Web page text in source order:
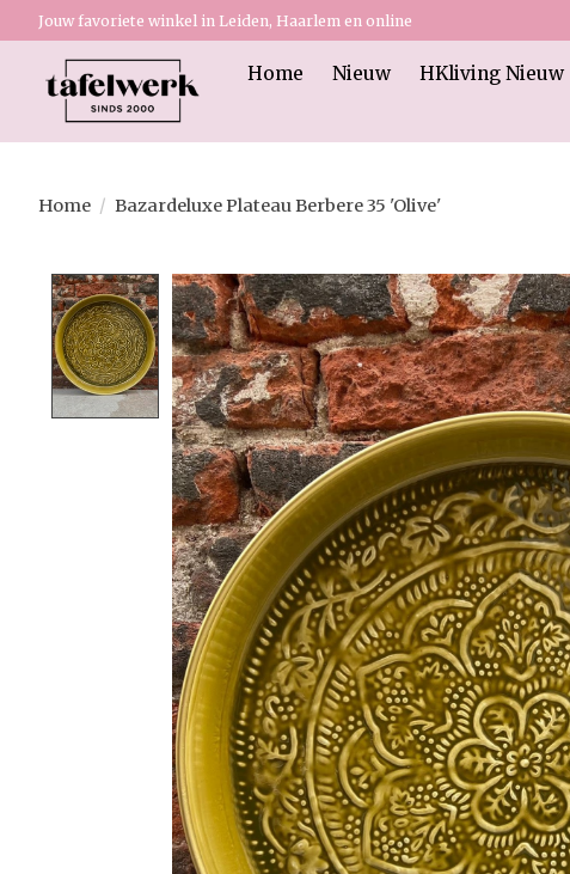
Jouw favoriete winkel in Leiden, Haarlem en online
Home Nieuw HKliving Nieuw
Home / Bazardeluxe Plateau Berbere 35 'Olive'
Product image slideshow Items